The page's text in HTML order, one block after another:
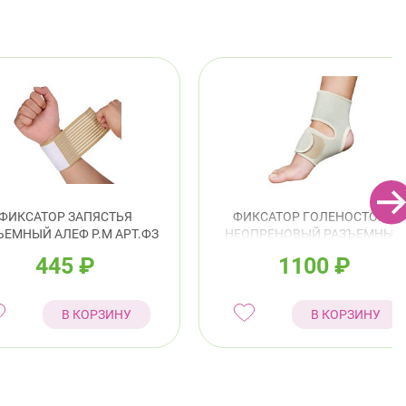
ЗАПЯСТЬЯ
АЛЕФ Р.M АРТ.ФЗ
445 ₽
В КОРЗИНУ
ФИКСАТОР ГОЛЕНОСТОПА
НЕОПРЕНОВЫЙ РАЗЪЕМНЫЙ
1100 ₽
В КОРЗИНУ